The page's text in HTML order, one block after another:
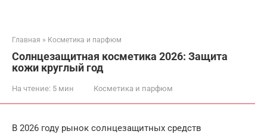
Главная » Косметика и парфюм
Солнцезащитная косметика 2026: Защита
кожи круглый год
На чтение: 5 мин Косметика и парфюм
В 2026 году рынок солнцезащитных средств